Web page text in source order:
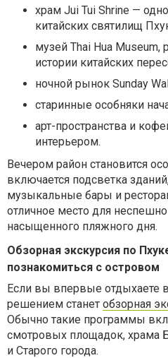
храм Jui Tui Shrine —
китайских святилищ
музей Thai Hua
истории китайских
ночной рынок Sunday
старинные особняки
арт-пространства и
интерьером.
Вечером район становится
включается подсветка
музыкальные бары и
отличное место для
насыщенного пляжного дня.
Обзорная экскурсия по
познакомиться с островом
Если вы впервые отдыхаете
решением станет обзорная
Обычно такие программы
смотровых площадок, храма
и Старого города.